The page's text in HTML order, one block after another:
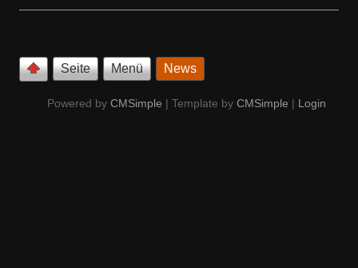
Seite Menü News
Powered by CMSimple | Template by CMSimple | Login